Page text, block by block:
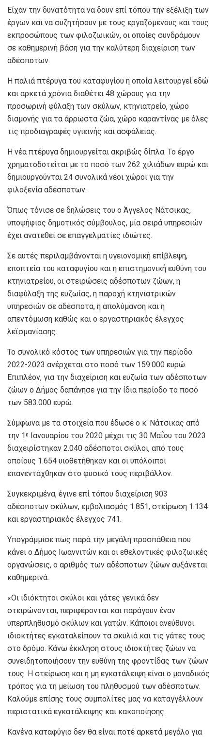
Είχαν την δυνατότητα να δουν επί τόπου την εξέλιξη των
έργων και να συζητήσουν με τους εργαζόμενους και τους
εκπροσώπους των φιλοζωικών, οι οποίες συνδράμουν
σε καθημερινή βάση για την καλύτερη διαχείριση των
αδέσποτων.
Η παλιά πτέρυγα του καταφυγίου η οποία λειτουργεί εδώ
και αρκετά χρόνια διαθέτει 48 χώρους για την
προσωρινή φύλαξη των σκύλων, κτηνιατρείο, χώρο
διαμονής για τα άρρωστα ζώα, χώρο καραντίνας με όλες
τις προδιαγραφές υγιεινής και ασφάλειας.
Η νέα πτέρυγα δημιουργείται ακριβώς δίπλα. Το έργο
χρηματοδοτείται με το ποσό των 262 χιλιάδων ευρώ και
δημιουργούνται 24 συνολικά νέοι χώροι για την
φιλοξενία αδέσποτων.
Όπως τόνισε σε δηλώσεις του ο Άγγελος Νάτσικας,
υποψήφιος δημοτικός σύμβουλος, μία σειρά υπηρεσιών
έχει ανατεθεί σε επαγγελματίες ιδιώτες.
Σε αυτές περιλαμβάνονται η υγειονομική επίβλεψη,
εποπτεία του καταφυγίου και η επιστημονική ευθύνη του
κτηνιατρείου, οι στειρώσεις αδέσποτων ζώων, η
διαφύλαξη της ευζωίας, η παροχή κτηνιατρικών
υπηρεσιών σε αδέσποτα, η απολύμανση και η
απεντόμωση καθώς και ο εργαστηριακός έλεγχος
λεϊσμανίασης.
Το συνολικό κόστος των υπηρεσιών για την περίοδο
2022-2023 ανέρχεται στο ποσό των 159.000 ευρώ.
Επιπλέον, για την διαχείριση και ευζωία των αδέσποτων
ζώων ο Δήμος δαπάνησε για την ίδια περίοδο το ποσό
των 583.000 ευρώ.
Σύμφωνα με τα στοιχεία που έδωσε ο κ. Νάτσικας από
την 1 η Ιανουαρίου του 2020 μέχρι τις 30 Μαΐου του 2023
διαχειρίστηκαν 2.040 αδέσποτοι σκύλοι, από τους
οποίους 1.654 υιοθετήθηκαν και οι υπόλοιποι
επανεντάχθηκαν στο φυσικό τους περιβάλλον.
Συγκεκριμένα, έγινε επί τόπου διαχείριση 903
αδέσποτων σκύλων, εμβολιασμός 1.851, στείρωση 1.134
και εργαστηριακός έλεγχος 741.
Υπογράμμισε πως παρά την μεγάλη προσπάθεια που
κάνει ο Δήμος Ιωαννιτών και οι εθελοντικές φιλοζωικές
οργανώσεις, ο αριθμός των αδέσποτων ζώων αυξάνεται
καθημερινά.
«Οι ιδιόκτητοι σκύλοι και γάτες γενικά δεν
στειρώνονται, περιφέρονται και παράγουν έναν
υπερπληθυσμό σκύλων και γατών. Κάποιοι ανεύθυνοι
ιδιοκτήτες εγκαταλείπουν τα σκυλιά και τις γάτες τους
στο δρόμο. Κάνω έκκληση στους ιδιοκτήτες ζώων να
συνειδητοποιήσουν την ευθύνη της φροντίδας των ζώων
τους. Η στείρωση και η μη εγκατάλειψη είναι ο μοναδικός
τρόπος για τη μείωση του πληθυσμού των αδέσποτων.
Καλούμε επίσης τους συμπολίτες μας να καταγγέλλουν
περιστατικά εγκατάλειψης και κακοποίησης.
Κανένα καταφύγιο δεν θα είναι ποτέ αρκετά μεγάλο για